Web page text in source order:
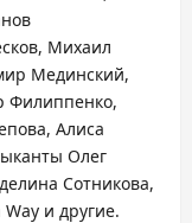
Михаил
Мединский,
Филиппенко,
Алиса
Олег
Сотникова,
и другие.